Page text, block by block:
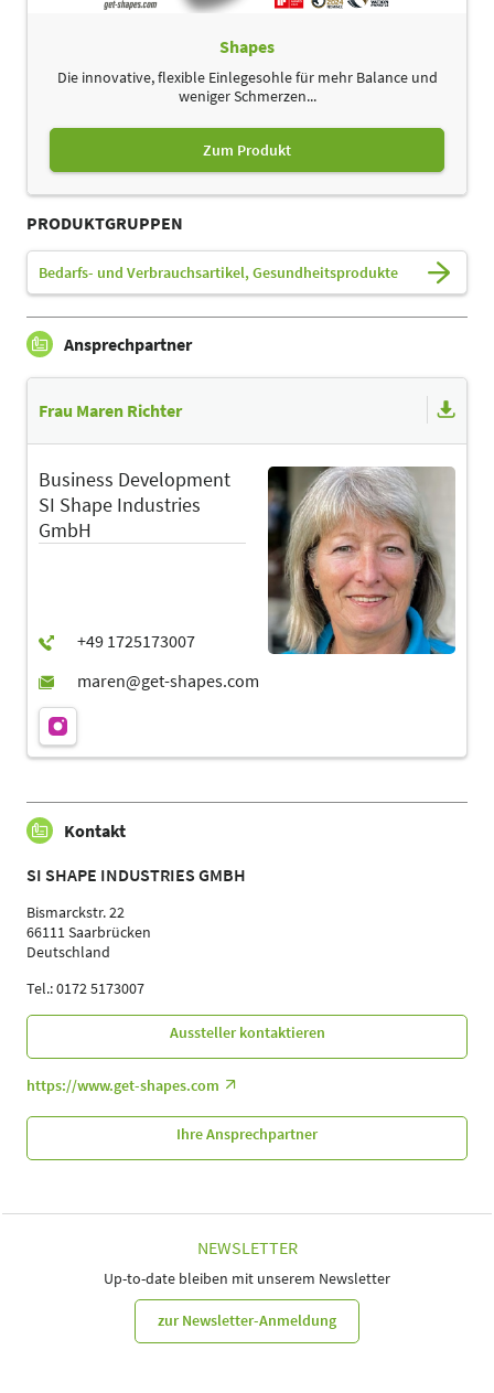
Shapes
Die innovative, flexible Einlegesohle für mehr Balance und
weniger Schmerzen...
Zum Produkt
PRODUKTGRUPPEN
Bedarfs- und Verbrauchsartikel, Gesundheitsprodukte
Ansprechpartner
Frau Maren Richter
Business Development
SI Shape Industries
GmbH
Kontakt
SI SHAPE INDUSTRIES GMBH
Bismarckstr. 22
66111 Saarbrücken
Deutschland
Tel.: 0172 5173007
Aussteller kontaktieren
https://www.get-shapes.com
Ihre Ansprechpartner
NEWSLETTER
Up-to-date bleiben mit unserem Newsletter
zur Newsletter-Anmeldung